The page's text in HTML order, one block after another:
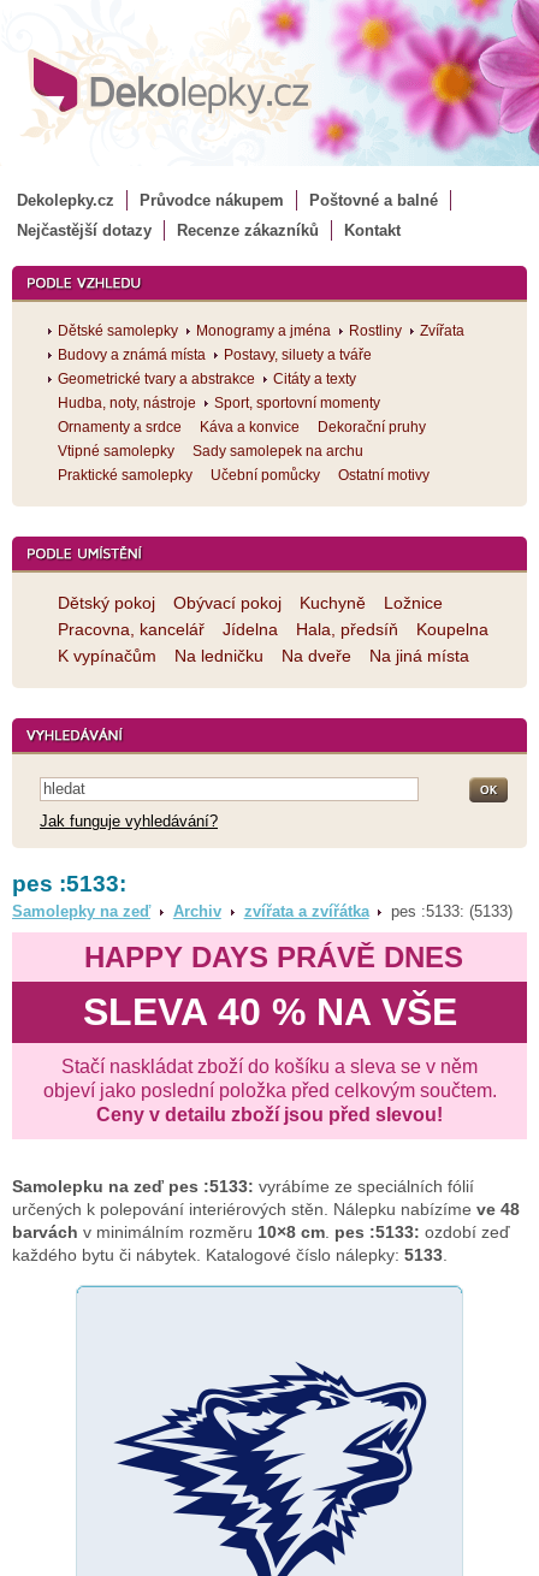
Dekolepky.cz Průvodce nákupem
Poštovné a balné
Nejčastější dotazy
Recenze zákazníků Kontakt
Dětské samolepky Monogramy a jména Rostliny
Zvířata
Budovy a známá místa
Postavy, siluety a tváře
Geometrické tvary a abstrakce
Citáty a texty
Hudba, noty, nástroje
Sport, sportovní momenty
Ornamenty a srdce
Káva a konvice
Dekorační pruhy
Vtipné samolepky
Sady samolepek na archu
Praktické samolepky
Učební pomůcky Ostatní motivy
Dětský pokoj Obývací pokoj Kuchyně
Ložnice
Pracovna, kancelář
Jídelna Hala, předsíň
Koupelna
K vypínačům
Na ledničku Na dveře Na jiná místa
Jak funguje vyhledávání?
pes :5133:
Samolepky na zeď Archiv zvířata a zvířátka pes :5133: (5133)
HAPPY DAYS PRÁVĚ DNES
SLEVA 40 % NA VŠE
Stačí naskládat zboží do košíku a sleva se v něm
objeví jako poslední položka před celkovým součtem.
Ceny v detailu zboží jsou před slevou!
Samolepku na zeď pes :5133: vyrábíme ze speciálních fólií
určených k polepování interiérových stěn. Nálepku nabízíme ve 48
barvách v minimálním rozměru 10×8 cm pes :5133: ozdobí zeď
každého bytu či nábytek. Katalogové číslo nálepky: 5133